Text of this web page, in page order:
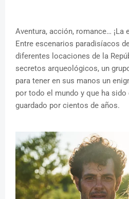
Aventura, acción, romance…
Entre escenarios paradisíacos
diferentes locaciones de la
secretos arqueológicos, un
para tener en sus manos un
por todo el mundo y que ha
guardado por cientos de años.